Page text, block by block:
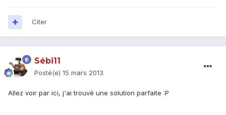
Citer
Sébi11
Posté(e) 15 mars 2013
Allez voir par ici, j'ai trouvé une solution parfaite :P